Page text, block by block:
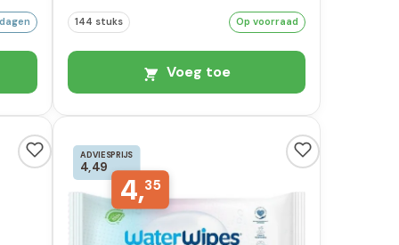
144 stuks Op voorraad
Voeg toe
ADVIESPRIJS
4,49
4,35